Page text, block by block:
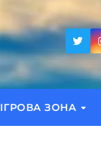
ІГРОВА ЗОНА